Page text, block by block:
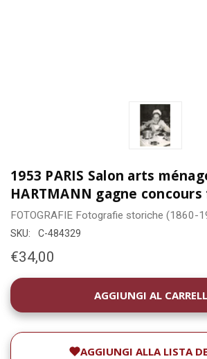
1953 PARIS Salon arts
HARTMANN gagne
FOTOGRAFIE Fotografie storiche (1860-
SKU: C-484329
€34,00
DISPONIBILITÀ
ATTUALE:
AGGIUNGI ALLA LISTA